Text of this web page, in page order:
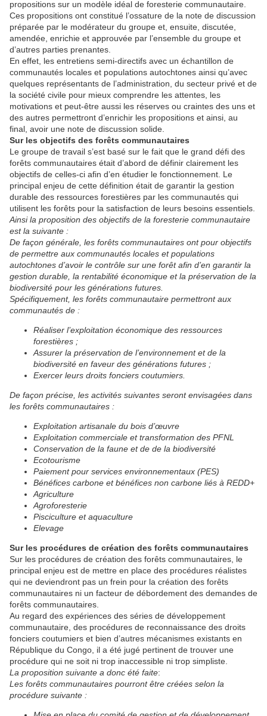
propositions sur un modèle idéal de foresterie communautaire.
Ces propositions ont constitué l’ossature de la note de discussion
préparée par le modérateur du groupe et, ensuite, discutée,
amendée, enrichie et approuvée par l’ensemble du groupe et
d’autres parties prenantes.
En effet, les entretiens semi-directifs avec un échantillon de
communautés locales et populations autochtones ainsi qu’avec
quelques représentants de l’administration, du secteur privé et de
la société civile pour mieux comprendre les attentes, les
motivations et peut-être aussi les réserves ou craintes des uns et
des autres permettront d’enrichir les propositions et ainsi, au
final, avoir une note de discussion solide.
Sur les objectifs des forêts communautaires
Le groupe de travail s’est basé sur le fait que le grand défi des
forêts communautaires était d’abord de définir clairement les
objectifs de celles-ci afin d’en étudier le fonctionnement. Le
principal enjeu de cette définition était de garantir la gestion
durable des ressources forestières par les communautés qui
utilisent les forêts pour la satisfaction de leurs besoins essentiels.
Ainsi la proposition des objectifs de la foresterie communautaire
est la suivante :
De façon générale, les forêts communautaires ont pour objectifs
de permettre aux communautés locales et populations
autochtones d’avoir le contrôle sur une forêt afin d’en garantir la
gestion durable, la rentabilité économique et la préservation de la
biodiversité pour les générations futures.
Spécifiquement, les forêts communautaire permettront aux
communautés de :
Réaliser l’exploitation économique des ressources
forestières ;
Assurer la préservation de l’environnement et de la
biodiversité en faveur des générations futures ;
Exercer leurs droits fonciers coutumiers.
De façon précise, les activités suivantes seront envisagées dans
les forêts communautaires :
Exploitation artisanale du bois d’œuvre
Exploitation commerciale et transformation des PFNL
Conservation de la faune et de de la biodiversité
Ecotourisme
Paiement pour services environnementaux (PES)
Bénéfices carbone et bénéfices non carbone liés à REDD+
Agriculture
Agroforesterie
Pisciculture et aquaculture
Elevage
Sur les procédures de création des forêts communautaires
Sur les procédures de création des forêts communautaires, le
principal enjeu est de mettre en place des procédures réalistes
qui ne deviendront pas un frein pour la création des forêts
communautaires ni un facteur de débordement des demandes de
forêts communautaires.
Au regard des expériences des séries de développement
communautaire, des procédures de reconnaissance des droits
fonciers coutumiers et bien d’autres mécanismes existants en
République du Congo, il a été jugé pertinent de trouver une
procédure qui ne soit ni trop inaccessible ni trop simpliste.
La proposition suivante a donc été faite:
Les forêts communautaires pourront être créées selon la
procédure suivante :